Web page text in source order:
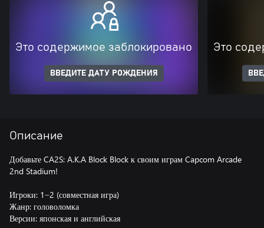
Это содержимое заблокировано
ВВЕДИТЕ ДАТУ РОЖДЕНИЯ
Это
Описание
Добавьте CA2S: A.K.A Block Block к своим играм Capcom Arcade
2nd Stadium!
Игроки: 1−2 (совместная игра)
Жанр: головоломка
Версии: японская и английская